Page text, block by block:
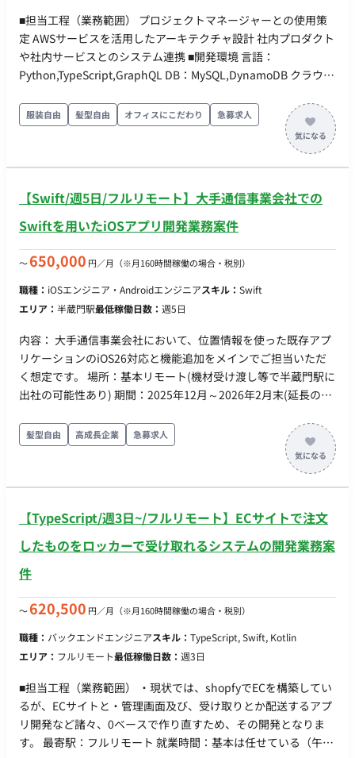
■担当工程（業務範囲） プロジェクトマネージャーとの使用策
定 AWSサービスを活用したアーキテクチャ設計 社内プロダクト
や社内サービスとのシステム連携 ■開発環境 言語：
Python,TypeScript,GraphQL DB：MySQL,DynamoDB クラウ
理：GitLab 貸与：PC貸与あり
服装自由 髪型自由 オフィスにこだわり 急募求人
【Swift/週5日/フルリモート】大手通信事業会社での
Swiftを用いたiOSアプリ開発業務案件
〜650,000 円／月 （※月160時間稼働の場合・税別）
職種： iOSエンジニア・Androidエンジニアスキル： Swift
エリア： 半蔵門駅最低稼働日数： 週5日
内容： 大手通信事業会社において、位置情報を使った既存アプ
リケーションのiOS26対応と機能追加をメインでご担当いただ
く想定です。 場所：基本リモート(機材受け渡し等で半蔵門駅に
出社の可能性あり) 期間：2025年12月～2026年2月末(延長の可
髪型自由 高成長企業 急募求人
【TypeScript/週3日~/フルリモート】ECサイトで注文
したものをロッカーで受け取れるシステムの開発業務案
件
〜620,500 円／月 （※月160時間稼働の場合・税別）
職種： バックエンドエンジニアスキル： TypeScript, Swift, Kotlin
エリア： フルリモート最低稼働日数： 週3日
■担当工程（業務範囲） ・現状では、shopfyでECを構築してい
るが、ECサイトと・管理画面及び、受け取りとか配送するアプ
リ開発など諸々、0ベースで作り直すため、その開発となりま
す。 最寄駅：フルリモート 就業時間：基本は任せている（午前